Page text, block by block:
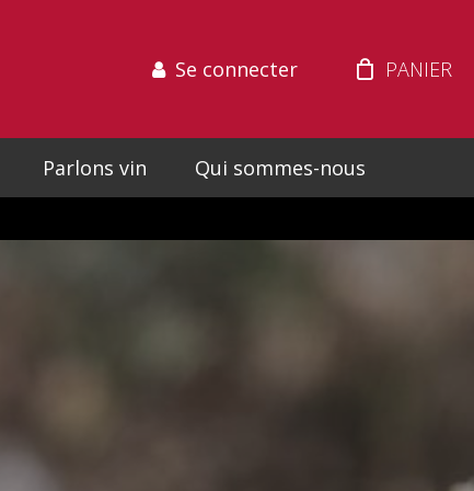
Se connecter
Parlons vin
Qui sommes-nous